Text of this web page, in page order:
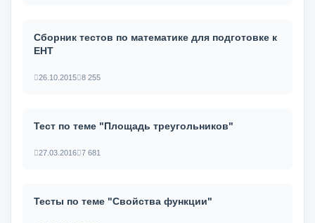
Сборник тестов по математике для подготовке к
ЕНТ
26.10.2015 8 255
Тест по теме "Площадь треугольников"
27.03.2016 7 681
Тесты по теме "Свойства функции"